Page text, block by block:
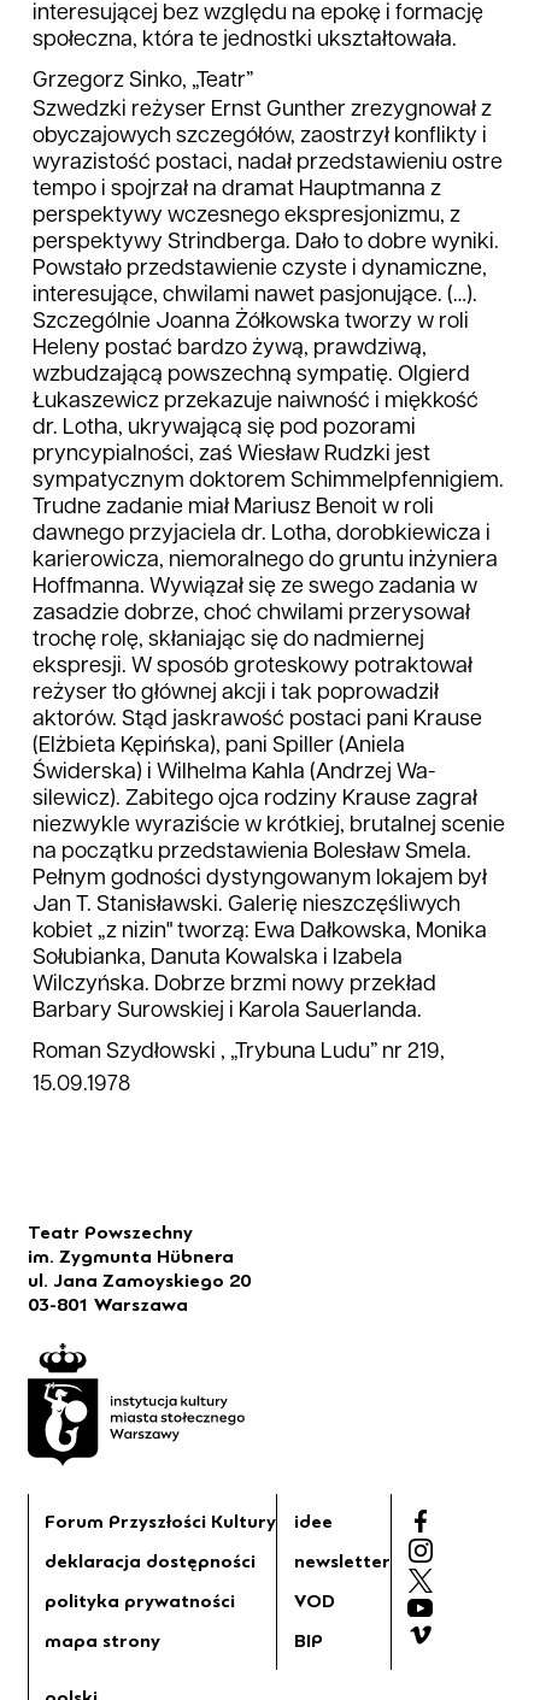
interesującej bez względu na epokę i formację
społeczna, która te jednostki ukształtowała.
Grzegorz Sinko, „Teatr”
Szwedzki reżyser Ernst Gunther zrezygnował z
obyczajowych szczegółów, zaostrzył konflikty i
wy­razistość postaci, nadał przed­stawieniu ostre
tempo i spoj­rzał na dramat Hauptmanna z
perspektywy wczesnego ekspresjonizmu, z
perspektywy Strindberga. Dało to dobre wyniki.
Powstało przedstawienie czyste i dynamiczne,
interesu­jące, chwilami nawet pasjonu­jące. (…).
Szcze­gólnie Joanna Żółkowska tworzy w roli
Heleny postać bar­dzo żywą, prawdziwą,
wzbudzającą powszechną sympa­tię. Olgierd
Łukaszewicz prze­kazuje naiwność i miękkość
dr. Lotha, ukrywającą się pod pozorami
pryncypialności, zaś Wiesław Rudzki jest
sympa­tycznym doktorem Schimmelpfennigiem.
Trudne zada­nie miał Mariusz Benoit w roli
dawnego przyjaciela dr. Lotha, dorobkiewicza i
karie­rowicza, niemoralnego do gruntu inżyniera
Hoffmanna. Wywiązał się ze swego zada­nia w
zasadzie dobrze, choć chwilami przerysował
trochę rolę, skłaniając się do nad­miernej
ekspresji. W sposób groteskowy potraktował
reży­ser tło głównej akcji i tak po­prowadził
aktorów. Stąd jas­krawość postaci pani Krause
(Elżbieta Kępińska), pani Spiller (Aniela
Świderska) i Wilhelma Kahla (Andrzej Wa­
silewicz). Zabitego ojca rodzi­ny Krause zagrał
niezwykle wyraziście w krótkiej, brutal­nej scenie
na początku przed­stawienia Bolesław Smela.
Pełnym godności dystyngowa­nym lokajem był
Jan T. Sta­nisławski. Galerię nieszczęśli­wych
kobiet „z nizin" tworzą: Ewa Dałkowska, Monika
Sołubianka, Danuta Kowalska i Izabela
Wilczyńska. Dobrze brzmi nowy prze­kład
Barbary Surowskiej i Karola Sauerlanda.
Roman Szydłowski , „Trybuna Ludu” nr 219,
15.09.1978
Teatr Powszechny
im. Zygmunta Hübnera
ul. Jana Zamoyskiego 20
03-801 Warszawa
Forum Przyszłości Kultury
deklaracja dostępności
polityka prywatności
mapa strony
idee
newsletter
VOD
BIP